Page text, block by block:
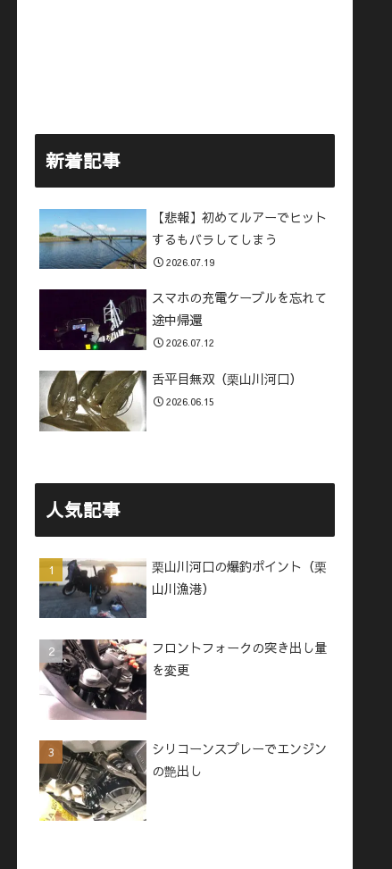
新着記事
【悲報】初めてルアーでヒット
するもバラしてしまう
2026.07.19
スマホの充電ケーブルを忘れて
途中帰還
2026.07.12
舌平目無双（栗山川河口）
2026.06.15
人気記事
栗山川河口の爆釣ポイント（栗
山川漁港）
フロントフォークの突き出し量
を変更
シリコーンスプレーでエンジン
の艶出し